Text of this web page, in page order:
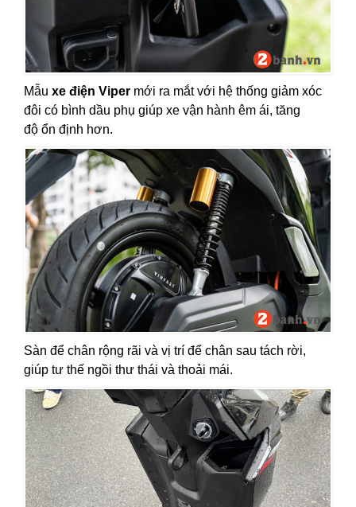
Mẫu xe điện Viper mới ra mắt với hệ thống giảm xóc
đôi có bình dầu phụ giúp xe vận hành êm ái, tăng
độ ổn định hơn.
Sàn để chân rộng rãi và vị trí để chân sau tách rời,
giúp tư thế ngồi thư thái và thoải mái.​